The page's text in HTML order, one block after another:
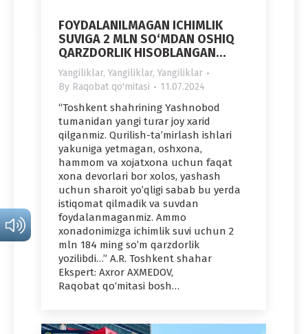
FOYDALANILMAGAN ICHIMLIK
SUVIGA 2 MLN SO‘MDAN OSHIQ
QARZDORLIK HISOBLANGAN…
Yangiliklar, Yangiliklar, Yangiliklar
By Raqobat qo'mitasi 11.07.2024
“Toshkent shahrining Yashnobod
tumanidan yangi turar joy xarid
qilganmiz. Qurilish-ta’mirlash ishlari
yakuniga yetmagan, oshxona,
hammom va xojatxona uchun faqat
xona devorlari bor xolos, yashash
uchun sharoit yo’qligi sabab bu yerda
istiqomat qilmadik va suvdan
foydalanmaganmiz. Ammo
xonadonimizga ichimlik suvi uchun 2
mln 184 ming so’m qarzdorlik
yozilibdi…” A.R. Toshkent shahar
Ekspert: Axror AXMEDOV,
Raqobat qo‘mitasi bosh…